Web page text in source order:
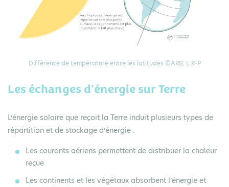
Différence de température entre les latitudes ©ARB, L.R-P
Les échanges d'énergie sur Terre
L’énergie solaire que reçoit la Terre induit plusieurs types de
répartition et de stockage d’énergie :
Les courants aériens permettent de distribuer la chaleur
reçue
Les continents et les végétaux absorbent l’énergie et